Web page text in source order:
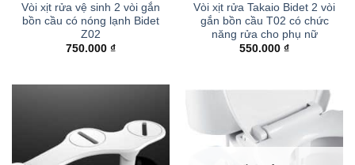
Vòi xịt rửa vệ sinh 2 vòi gắn
bồn cầu có nóng lạnh Bidet
Z02
750.000 ₫
Vòi xịt rửa Takaio Bidet 2 vòi
gắn bồn cầu T02 có chức
năng rửa cho phụ nữ
550.000 ₫